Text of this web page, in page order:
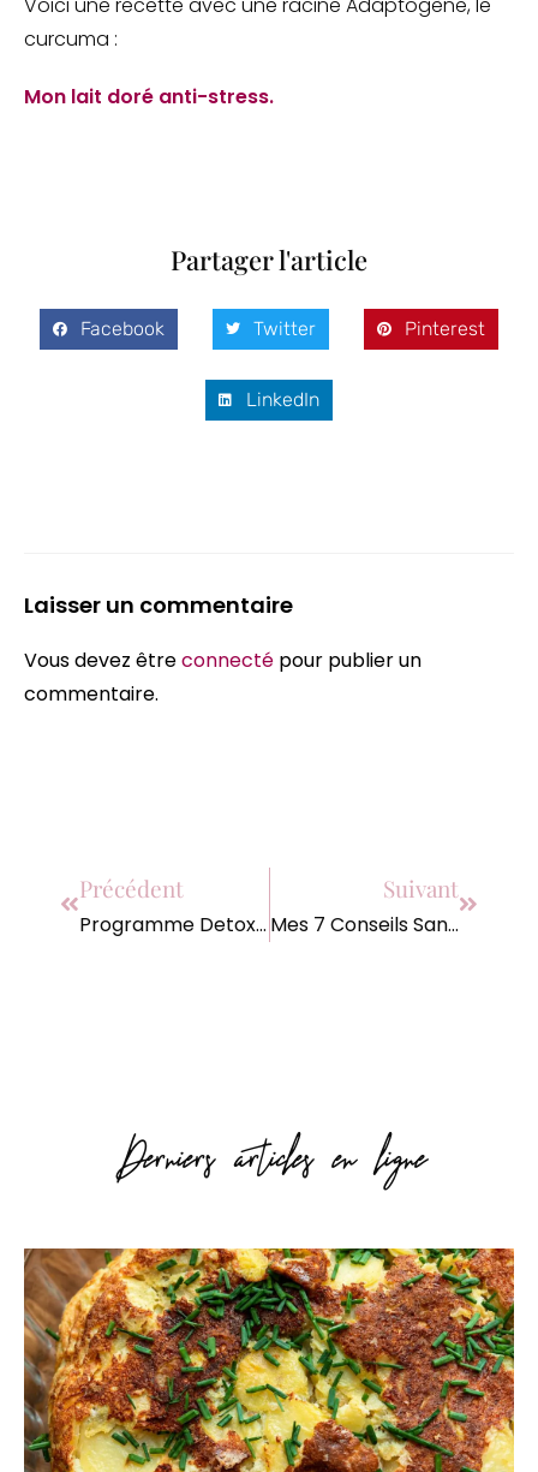
Voici une recette avec une racine Adaptogène, le
curcuma :
Mon lait doré anti-stress.
Partager l'article
Facebook Twitter Pinterest
LinkedIn
Laisser un commentaire
Vous devez êtreconnecté pour publier un
commentaire.
Précédent
Programme Detox 3 Jours Jus Et Smoothies
Suivant
Mes 7 Conseils Santé Pour Mieux Manger avec Marie-France Magazine
Derniers articles en ligne